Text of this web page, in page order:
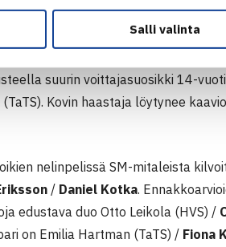
Salli valinta
kaavioon on ykköseksi
HVS:n
Otto Leikola.
suurin voittajasuosikki 14-
(TaTS). Kovin haastaja löytynee
nelinpelissä SM-mitaleista
/ Daniel Kotka.
edustava duo Otto Leikola (HVS) /
on Emilia Hartman (TaTS) / Fiona